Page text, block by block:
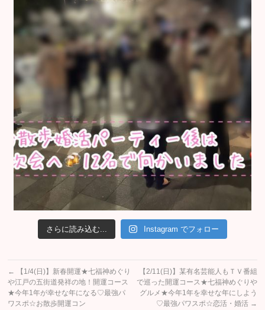
さらに読み込む... Instagram でフォロー
←
【1/4(日)】新春開運★七福神めぐり
や江戸の五街道発祥の地！開運コース
★今年1年が幸せな年になる♡最強パ
ワスポ☆お散歩開運コン
【2/11(日)】某有名芸能人もＴＶ番組
で巡った開運コース★七福神めぐりや
グルメ★今年1年を幸せな年にしよう
♡最強パワスポ☆恋活・婚活 →